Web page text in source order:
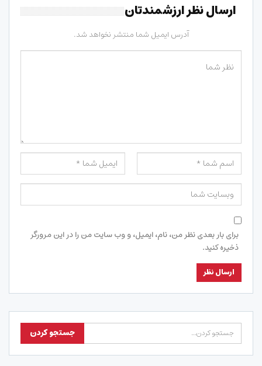
ارسال نظر ارزشمندتان
آدرس ایمیل شما منتشر نخواهد شد.
برای بار بعدی نظر من، نام، ایمیل، و وب سایت من را در این مرورگر
ذخیره کنید.